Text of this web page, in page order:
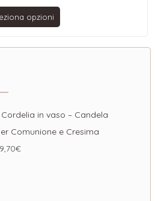
opzioni
in vaso – Candela
Comunione e Cresima
9,70€